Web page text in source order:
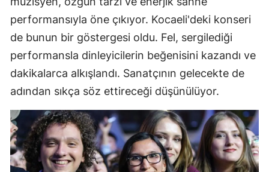
performansıyla öne çıkıyor. Kocaeli'deki konseri
de bunun bir göstergesi oldu. Fel, sergilediği
performansla dinleyicilerin beğenisini kazandı ve
dakikalarca alkışlandı. Sanatçının gelecekte de
adından sıkça söz ettireceği düşünülüyor.